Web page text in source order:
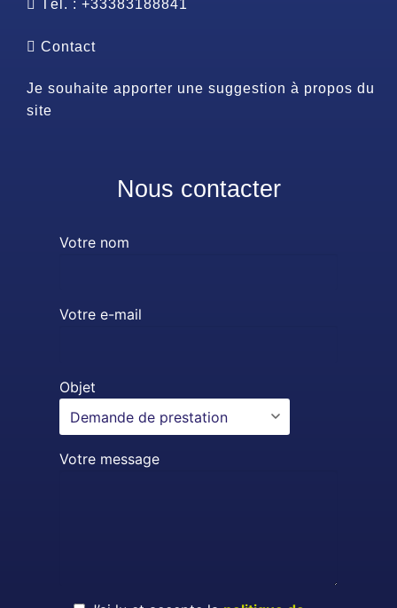
Tél. : +33383188841
Contact
Je souhaite apporter une suggestion à propos du
site
Nous contacter
Votre nom
Votre e-mail
Objet
Votre message